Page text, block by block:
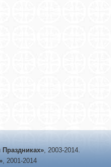
, 2003-2014.
, 2001-2014